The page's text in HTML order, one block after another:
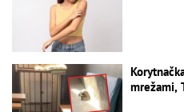
mrežami,